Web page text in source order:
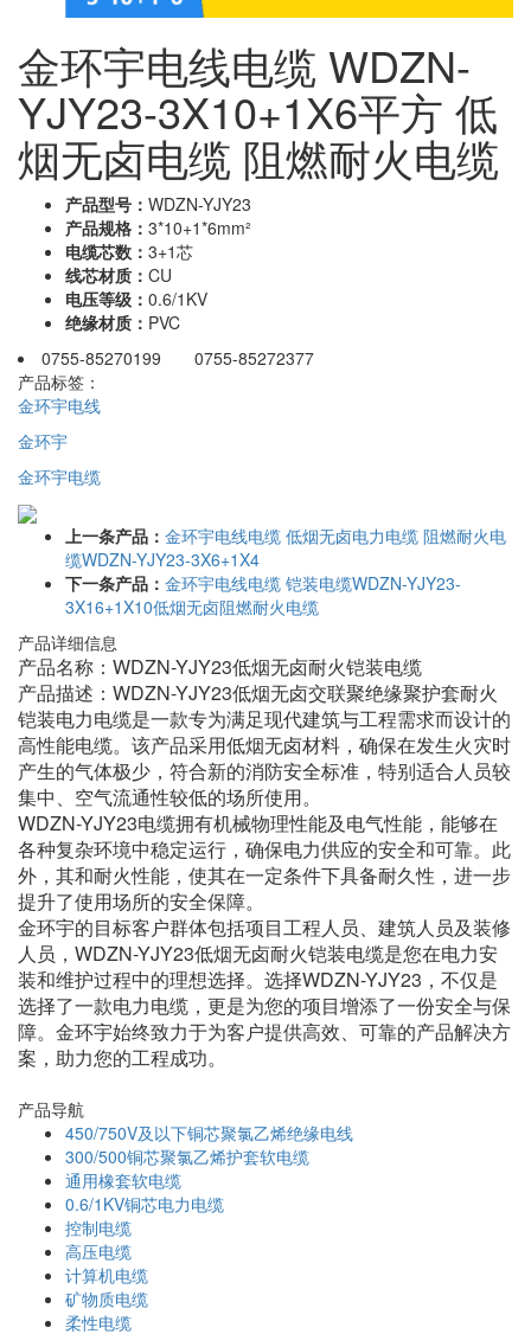
金环宇电线电缆 WDZN-
YJY23-3X10+1X6平方 低
烟无卤电缆 阻燃耐火电缆
产品型号： WDZN-YJY23
产品规格： 3*10+1*6mm²
电缆芯数： 3+1芯
线芯材质： CU
电压等级： 0.6/1KV
绝缘材质： PVC
0755-85270199 0755-85272377
产品标签：
金环宇电线
金环宇
金环宇电缆
上一条产品： 金环宇电线电缆 低烟无卤电力电缆 阻燃耐火电
缆WDZN-YJY23-3X6+1X4
下一条产品： 金环宇电线电缆 铠装电缆WDZN-YJY23-
3X16+1X10低烟无卤阻燃耐火电缆
产品详细信息
产品名称：WDZN-YJY23低烟无卤耐火铠装电缆
产品描述：WDZN-YJY23低烟无卤交联聚绝缘聚护套耐火
铠装电力电缆是一款专为满足现代建筑与工程需求而设计的
高性能电缆。该产品采用低烟无卤材料，确保在发生火灾时
产生的气体极少，符合新的消防安全标准，特别适合人员较
集中、空气流通性较低的场所使用。
WDZN-YJY23电缆拥有机械物理性能及电气性能，能够在
各种复杂环境中稳定运行，确保电力供应的安全和可靠。此
外，其和耐火性能，使其在一定条件下具备耐久性，进一步
提升了使用场所的安全保障。
金环宇的目标客户群体包括项目工程人员、建筑人员及装修
人员，WDZN-YJY23低烟无卤耐火铠装电缆是您在电力安
装和维护过程中的理想选择。选择WDZN-YJY23，不仅是
选择了一款电力电缆，更是为您的项目增添了一份安全与保
障。金环宇始终致力于为客户提供高效、可靠的产品解决方
案，助力您的工程成功。
产品导航
450/750V及以下铜芯聚氯乙烯绝缘电线
300/500铜芯聚氯乙烯护套软电缆
通用橡套软电缆
0.6/1KV铜芯电力电缆
控制电缆
高压电缆
计算机电缆
矿物质电缆
柔性电缆